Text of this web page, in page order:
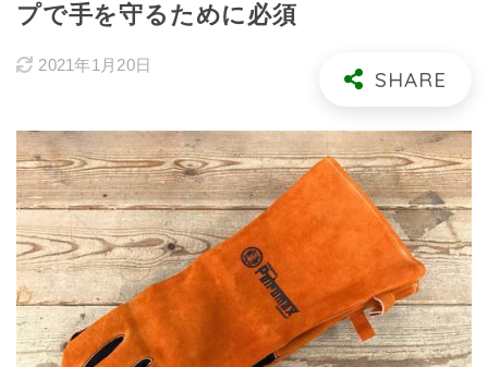
プで手を守るために必須
2021年1月20日